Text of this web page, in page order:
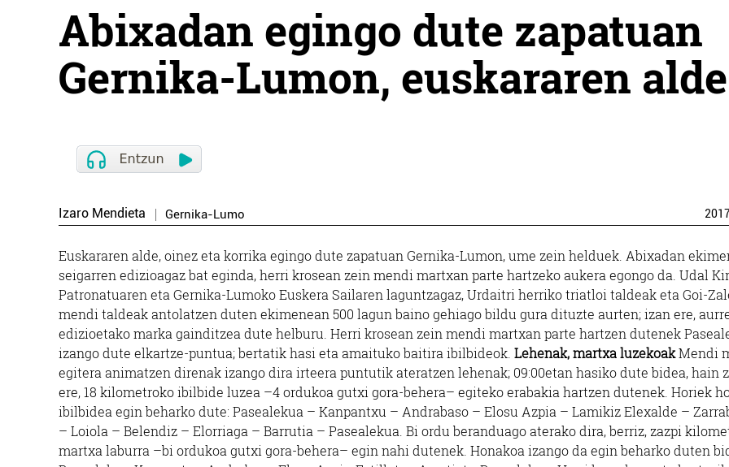
Abixadan egingo dute zapatuan
Gernika-Lumon, euskararen alde
Izaro Mendieta Gernika-Lumo
Euskararen alde, oinez eta korrika egingo dute zapatuan Gernika-Lumon, ume zein helduek. Abixadan
seigarren edizioagaz bat eginda, herri krosean zein mendi martxan parte hartzeko aukera egongo da. Udal
Patronatuaren eta Gernika-Lumoko Euskera Sailaren laguntzagaz, Urdaitri herriko triatloi taldeak eta Goi-
mendi taldeak antolatzen duten ekimenean 500 lagun baino gehiago bildu gura dituzte aurten; izan ere,
edizioetako marka gainditzea dute helburu. Herri krosean zein mendi martxan parte hartzen dutenek
izango dute elkartze-puntua; bertatik hasi eta amaituko baitira ibilbideok. Lehenak, martxa luzekoakMendi
egitera animatzen direnak izango dira irteera puntutik ateratzen lehenak; 09:00etan hasiko dute bidea, hain
ere, 18 kilometroko ibilbide luzea –4 ordukoa gutxi gora-behera– egiteko erabakia hartzen dutenek. Horiek
ibilbidea egin beharko dute: Pasealekua – Kanpantxu – Andrabaso – Elosu Azpia – Lamikiz Elexalde –
– Loiola – Belendiz – Elorriaga – Barrutia – Pasealekua. Bi ordu beranduago aterako dira, berriz, zazpi
martxa laburra –bi ordukoa gutxi gora-behera– egin nahi dutenek. Honakoa izango da egin beharko duten